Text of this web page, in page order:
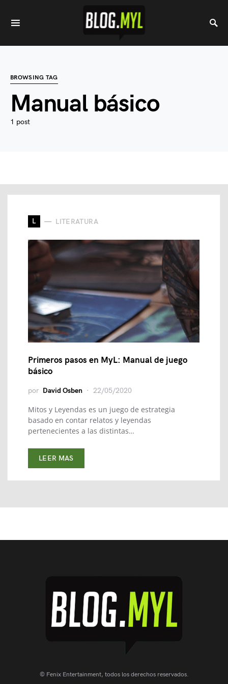
BROWSING TAG
Manual básico
1 post
L LITERATURA
Primeros pasos en MyL: Manual de juego
básico
por David Osben 22/05/2020
Mitos y Leyendas es un juego de estrategia
basado en contar relatos y leyendas
pertenecientes a las distintas…
LEER MAS
© Fenix Entertainment, todos los derechos reservados.